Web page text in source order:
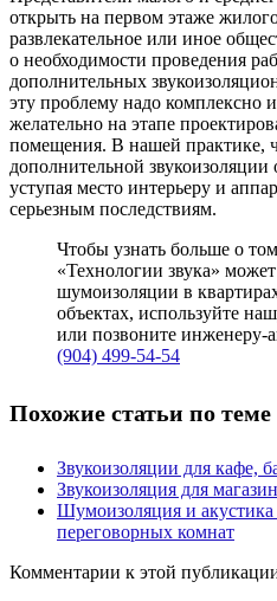
открыть на первом этаже
развлекательное или иное
о необходимости проведения
дополнительных
эту проблему надо комплексно
желательно на этапе
помещения. В нашей практике,
дополнительной
уступая место интерьеру и
серьезным последствиям.
Чтобы узнать больше о
«Технологии звука»
шумоизоляции в
объектах, используйте
или позвоните инженеру-
(904) 499-54-54
Похожие статьи по теме
Звукоизоляции для кафе,
Звукоизоляция для
Шумоизоляция и
переговорных комнат
Комментарии к этой